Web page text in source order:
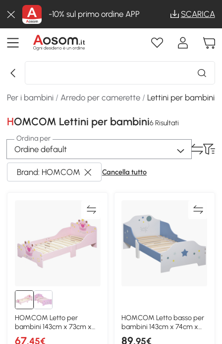
-10% sul primo ordine APP SCARICA
Per i bambini / Arredo per camerette / Lettini per bambini
HOMCOM Lettini per bambini6 Risultati
Ordina per
Ordine default
Brand: HOMCOM Cancella tutto
HOMCOM Letto per
bambini 143cm x 73cm x
60cm Rosa
67,45€
HOMCOM Letto basso per
bambini 143cm x 74cm x
59cm Blu, Bianco
89,95€